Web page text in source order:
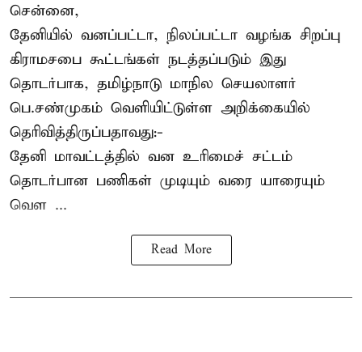
சென்னை,
தேனியில் வனப்பட்டா, நிலப்பட்டா வழங்க சிறப்பு
கிராமசபை கூட்டங்கள் நடத்தப்படும் இது
தொடர்பாக, தமிழ்நாடு மாநில செயலாளர்
பெ.சண்முகம் வெளியிட்டுள்ள அறிக்கையில்
தெரிவித்திருப்பதாவது:-
தேனி மாவட்டத்தில் வன உரிமைச் சட்டம்
தொடர்பான பணிகள் முடியும் வரை யாரையும்
வெள ...
Read More